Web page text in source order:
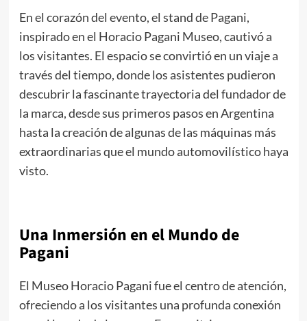
En el corazón del evento, el stand de Pagani,
inspirado en el Horacio Pagani Museo, cautivó a
los visitantes. El espacio se convirtió en un viaje a
través del tiempo, donde los asistentes pudieron
descubrir la fascinante trayectoria del fundador de
la marca, desde sus primeros pasos en Argentina
hasta la creación de algunas de las máquinas más
extraordinarias que el mundo automovilístico haya
visto.
Una Inmersión en el Mundo de
Pagani
El Museo Horacio Pagani fue el centro de atención,
ofreciendo a los visitantes una profunda conexión